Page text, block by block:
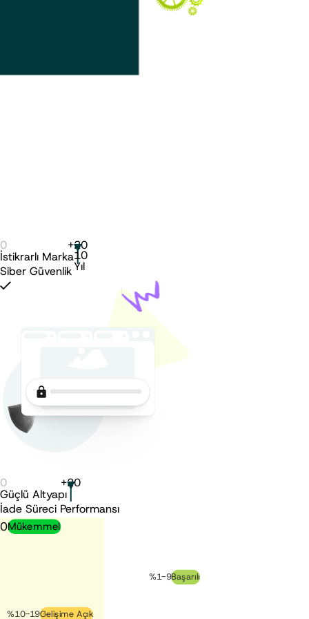
0 +20
10
Yıl
İstikrarlı Marka
Siber Güvenlik
0 +20
Güçlü Altyapı
İade Süreci Performansı
0Mükemmel
%1-9Başarılı
%10-19Gelişime Açık